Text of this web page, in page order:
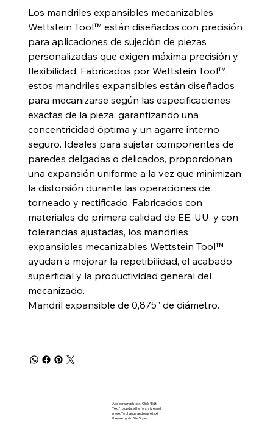
Los mandriles expansibles mecanizables
Wettstein Tool™ están diseñados con precisión
para aplicaciones de sujeción de piezas
personalizadas que exigen máxima precisión y
flexibilidad. Fabricados por Wettstein Tool™,
estos mandriles expansibles están diseñados
para mecanizarse según las especificaciones
exactas de la pieza, garantizando una
concentricidad óptima y un agarre interno
seguro. Ideales para sujetar componentes de
paredes delgadas o delicados, proporcionan
una expansión uniforme a la vez que minimizan
la distorsión durante las operaciones de
torneado y rectificado. Fabricados con
materiales de primera calidad de EE. UU. y con
tolerancias ajustadas, los mandriles
expansibles mecanizables Wettstein Tool™
ayudan a mejorar la repetibilidad, el acabado
superficial y la productividad general del
mecanizado.
Mandril expansible de 0,875" de diámetro.
Add paragraph text. Click “Edit
Text” to update the font, size and
more. To change and reuse text
themes, go to Site Styles.